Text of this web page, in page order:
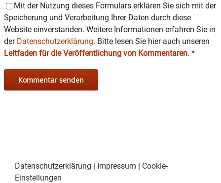
Mit der Nutzung dieses Formulars erklären Sie sich mit der
Speicherung und Verarbeitung Ihrer Daten durch diese
Website einverstanden. Weitere Informationen erfahren Sie in
der Datenschutzerklärung. Bitte lesen Sie hier auch unseren
Leitfaden für die Veröffentlichung von Kommentaren. *
Datenschutzerklärung | Impressum | Cookie-
Einstellungen